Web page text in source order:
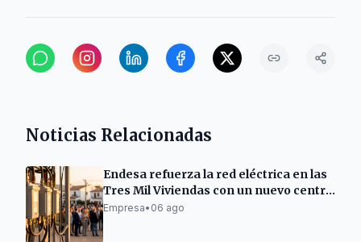
Noticias Relacionadas
Endesa refuerza la red eléctrica en las
Tres Mil Viviendas con un nuevo centro
de transformación
Empresa• 06 ago